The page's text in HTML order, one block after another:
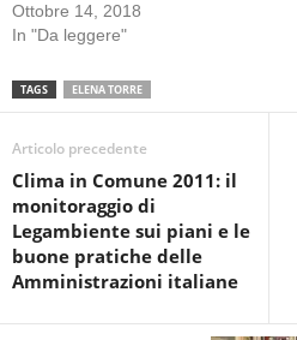
Ottobre 14, 2018
In "Da leggere"
TAGS ELENA TORRE
Articolo precedente
Clima in Comune 2011: il
monitoraggio di
Legambiente sui piani e le
buone pratiche delle
Amministrazioni italiane